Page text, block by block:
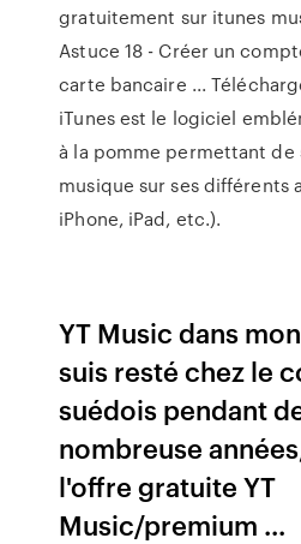
gratuitement sur itunes
Astuce 18 - Créer un
carte bancaire ...
iTunes est le logiciel
à la pomme permettant de
musique sur ses différents
iPhone, iPad, etc.).
YT Music dans
suis resté chez le
suédois pendant
nombreuse
l'offre gratuite YT
Music/premium ...